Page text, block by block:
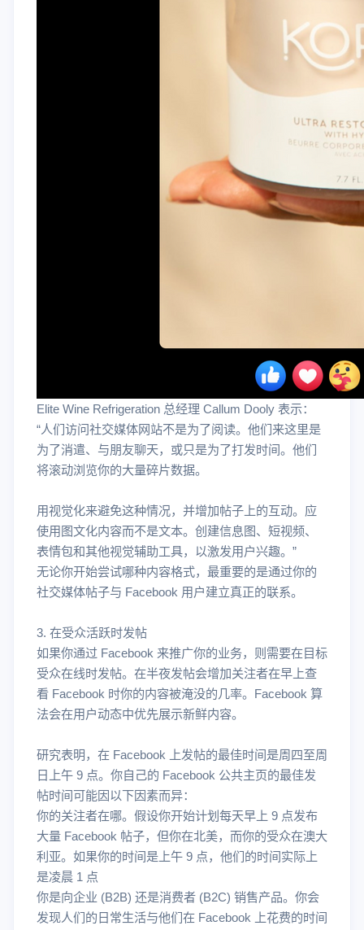
Elite Wine Refrigeration 总经理 Callum Dooly 表示：
“人们访问社交媒体网站不是为了阅读。他们来这里是
为了消遣、与朋友聊天，或只是为了打发时间。他们
将滚动浏览你的大量碎片数据。
用视觉化来避免这种情况，并增加帖子上的互动。应
使用图文化内容而不是文本。创建信息图、短视频、
表情包和其他视觉辅助工具，以激发用户兴趣。”
无论你开始尝试哪种内容格式，最重要的是通过你的
社交媒体帖子与 Facebook 用户建立真正的联系。
3. 在受众活跃时发帖
如果你通过 Facebook 来推广你的业务，则需要在目标
受众在线时发帖。在半夜发帖会增加关注者在早上查
看 Facebook 时你的内容被淹没的几率。Facebook 算
法会在用户动态中优先展示新鲜内容。
研究表明，在 Facebook 上发帖的最佳时间是周四至周
日上午 9 点。你自己的 Facebook 公共主页的最佳发
帖时间可能因以下因素而异：
你的关注者在哪。假设你开始计划每天早上 9 点发布
大量 Facebook 帖子，但你在北美，而你的受众在澳大
利亚。如果你的时间是上午 9 点，他们的时间实际上
是凌晨 1 点
你是向企业 (B2B) 还是消费者 (B2C) 销售产品。你会
发现人们的日常生活与他们在 Facebook 上花费的时间